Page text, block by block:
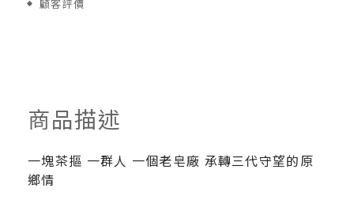
顧客評價
商品描述
一塊茶摳 一群人 一個老皂廠 承轉三代守望的原
鄉情